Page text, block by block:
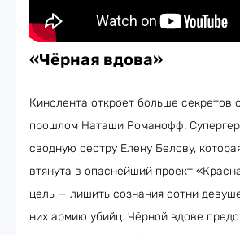
«Чёрная вдова»
Кинолента откроет больше секретов
прошлом Наташи Романофф.
сводную сестру Елену Белову,
втянута в опаснейший проект
цель — лишить сознания сотни
них армию убийц. Чёрной вдове